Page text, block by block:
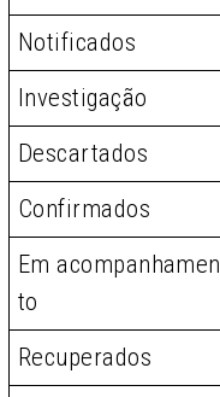
Notificados
Investigação
Descartados
Confirmados
Em acompanhamen
to
Recuperados